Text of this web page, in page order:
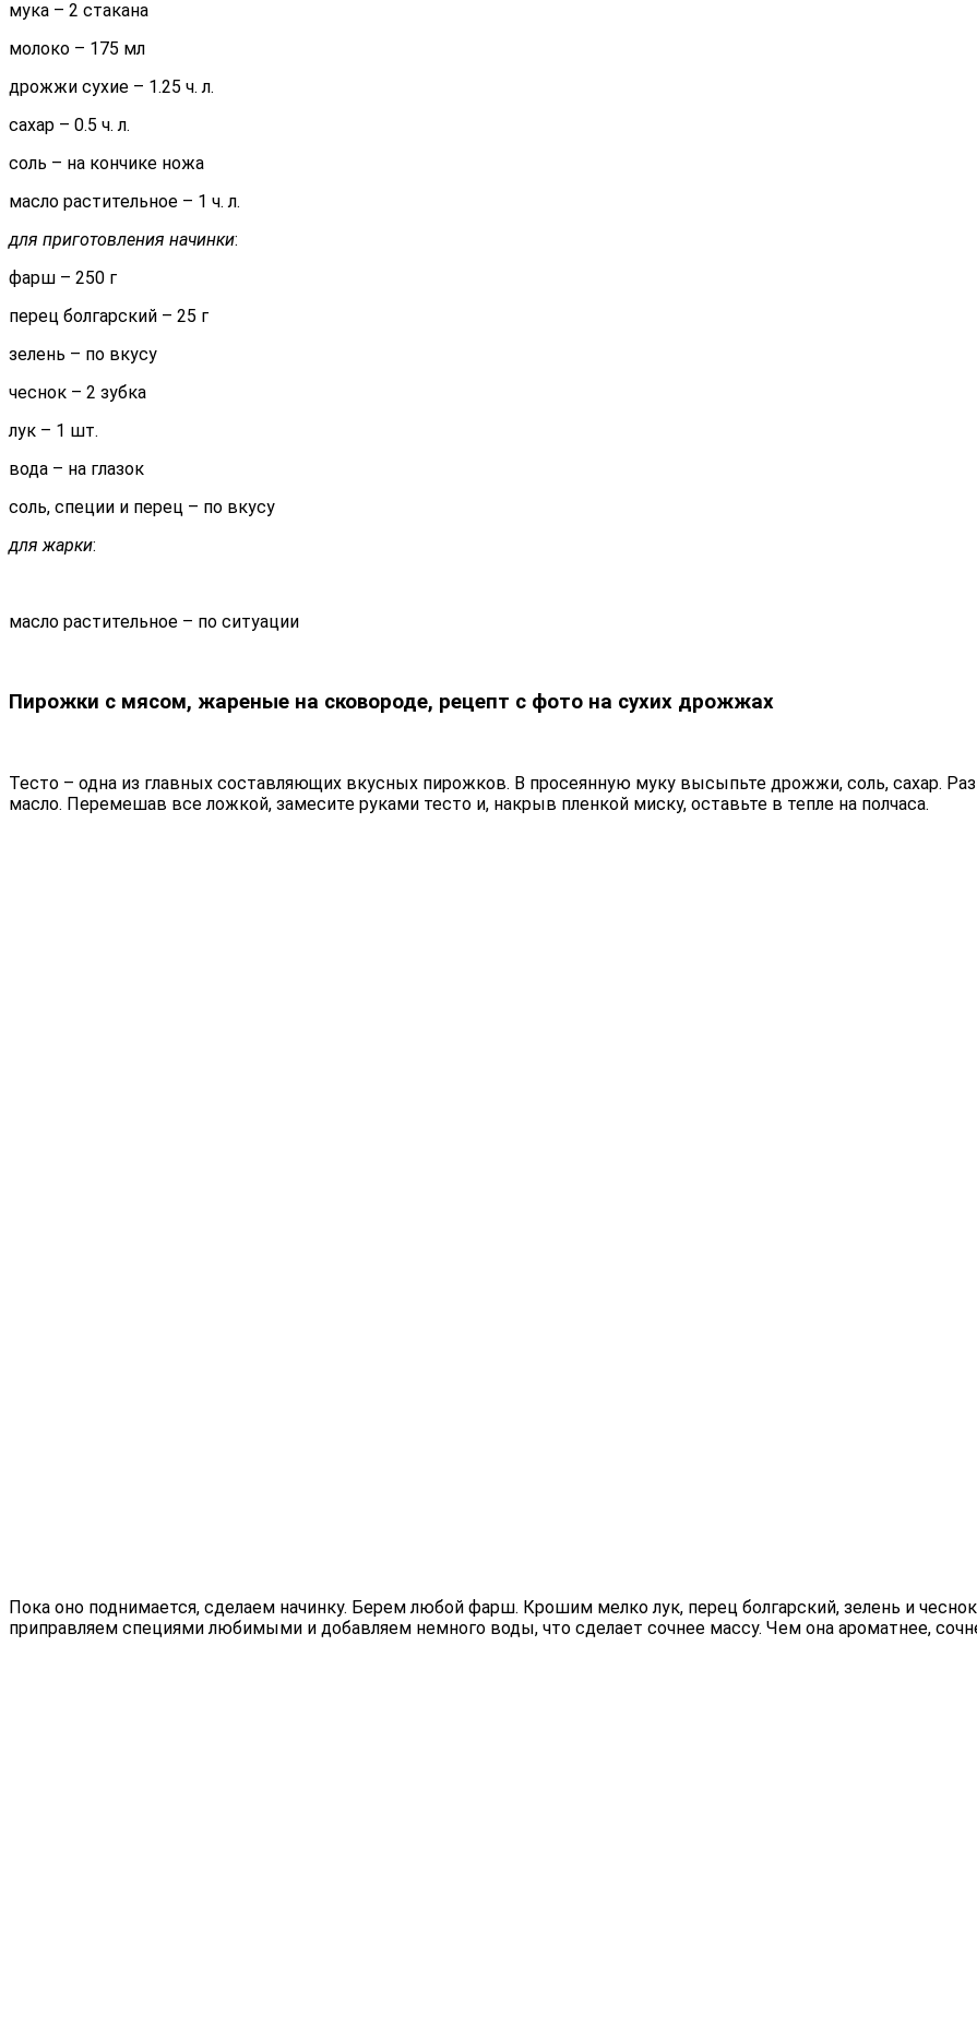
мука – 2 стакана
молоко – 175 мл
дрожжи сухие – 1.25 ч. л.
сахар – 0.5 ч. л.
соль – на кончике ножа
масло растительное – 1 ч. л.
для приготовления начинки:
фарш – 250 г
перец болгарский – 25 г
зелень – по вкусу
чеснок – 2 зубка
лук – 1 шт.
вода – на глазок
соль, специи и перец – по вкусу
для жарки:
масло растительное – по ситуации
Пирожки с мясом, жареные на сковороде, рецепт с фото на сухих дрожжах
Тесто – одна из главных составляющих вкусных пирожков. В просеянную муку высыпьте дрожжи, соль, сахар.
масло. Перемешав все ложкой, замесите руками тесто и, накрыв пленкой миску, оставьте в тепле на полчаса.
Пока оно поднимается, сделаем начинку. Берем любой фарш. Крошим мелко лук, перец болгарский, зелень и
приправляем специями любимыми и добавляем немного воды, что сделает сочнее массу. Чем она ароматнее,